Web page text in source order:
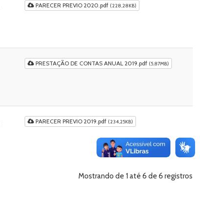
PARECER PREVIO 2020.pdf (228,28KB)
PRESTAÇÃO DE CONTAS ANUAL 2019.pdf (5,87MB)
PARECER PREVIO 2019.pdf (234,25KB)
Mostrando de 1 até 6 de 6 registros